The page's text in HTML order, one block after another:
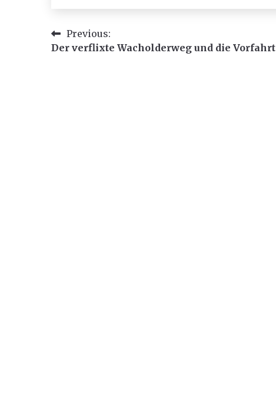
Beitragsnavigation
Previous:
Der verflixte Wacholderweg und die Vorfahrt